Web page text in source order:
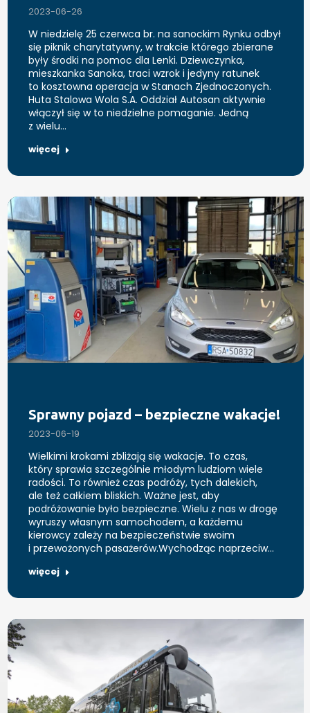
2023-06-26
W niedzielę 25 czerwca br. na sanockim Rynku odbył
się piknik charytatywny, w trakcie którego zbierane
były środki na pomoc dla Lenki. Dziewczynka,
mieszkanka Sanoka, traci wzrok i jedyny ratunek
to kosztowna operacja w Stanach Zjednoczonych.
Huta Stalowa Wola S.A. Oddział Autosan aktywnie
włączył się w to niedzielne pomaganie. Jedną
z wielu…
więcej
Sprawny pojazd – bezpieczne wakacje!
2023-06-19
Wielkimi krokami zbliżają się wakacje. To czas,
który sprawia szczególnie młodym ludziom wiele
radości. To również czas podróży, tych dalekich,
ale też całkiem bliskich. Ważne jest, aby
podróżowanie było bezpieczne. Wielu z nas w drogę
wyruszy własnym samochodem, a każdemu
kierowcy zależy na bezpieczeństwie swoim
i przewożonych pasażerów.Wychodząc naprzeciw…
więcej